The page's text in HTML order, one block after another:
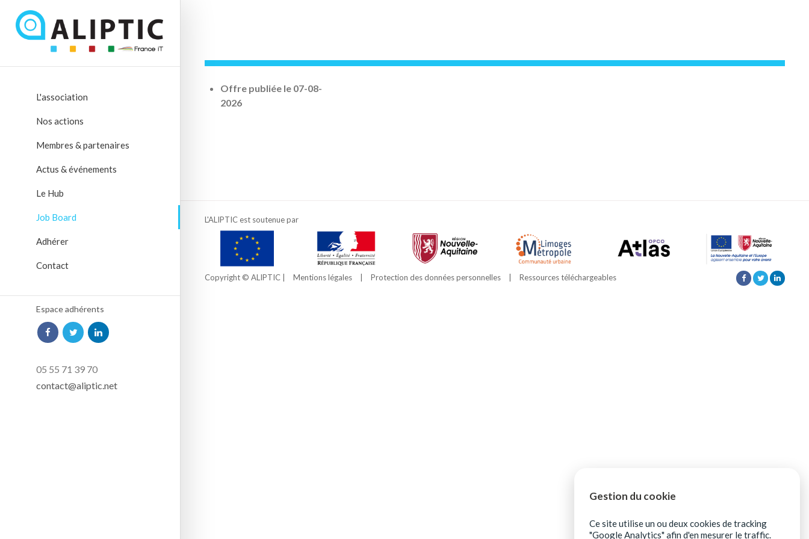
L'association
Nos actions
Membres & partenaires
Actus & événements
Le Hub
Job Board
Adhérer
Contact
Espace adhérents
05 55 71 39 70
contact@aliptic.net
Offre publiée le 07-08-
2026
L'ALIPTIC est soutenue par
Copyright © ALIPTIC | Mentions légales Protection des données personnelles Ressources téléchargeables
Gestion du cookie
Ce site utilise un ou deux cookies de tracking
"Google Analytics" afin d'en mesurer le traffic.